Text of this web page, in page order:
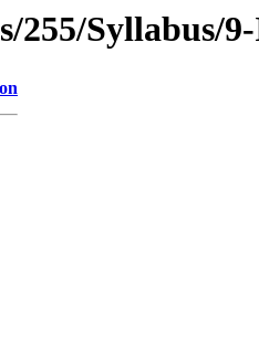
255/Syllabus/